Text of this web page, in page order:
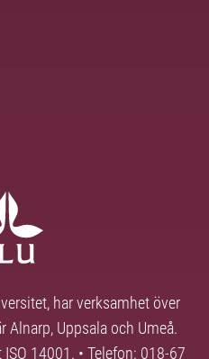
har verksamhet över
Alnarp, Uppsala och Umeå.
14001. • Telefon: 018-67